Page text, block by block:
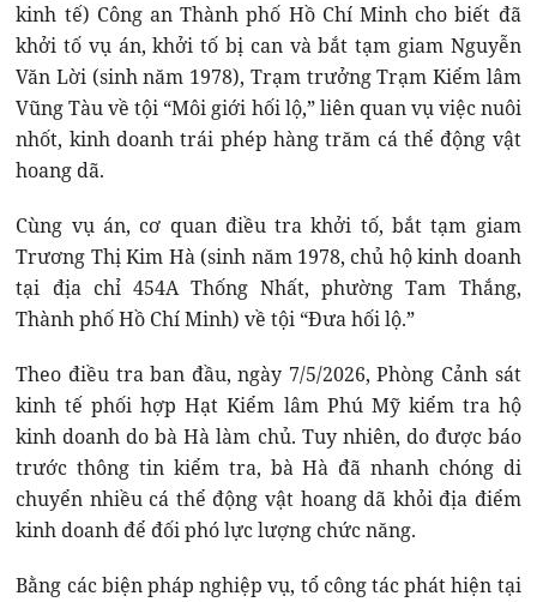
kinh tế) Công an Thành phố Hồ Chí Minh cho biết đã
khởi tố vụ án, khởi tố bị can và bắt tạm giam Nguyễn
Văn Lời (sinh năm 1978), Trạm trưởng Trạm Kiểm lâm
Vũng Tàu về tội “Môi giới hối lộ,” liên quan vụ việc nuôi
nhốt, kinh doanh trái phép hàng trăm cá thể động vật
hoang dã.
Cùng vụ án, cơ quan điều tra khởi tố, bắt tạm giam
Trương Thị Kim Hà (sinh năm 1978, chủ hộ kinh doanh
tại địa chỉ 454A Thống Nhất, phường Tam Thắng,
Thành phố Hồ Chí Minh) về tội “Đưa hối lộ.”
Theo điều tra ban đầu, ngày 7/5/2026, Phòng Cảnh sát
kinh tế phối hợp Hạt Kiểm lâm Phú Mỹ kiểm tra hộ
kinh doanh do bà Hà làm chủ. Tuy nhiên, do được báo
trước thông tin kiểm tra, bà Hà đã nhanh chóng di
chuyển nhiều cá thể động vật hoang dã khỏi địa điểm
kinh doanh để đối phó lực lượng chức năng.
Bằng các biện pháp nghiệp vụ, tổ công tác phát hiện tại